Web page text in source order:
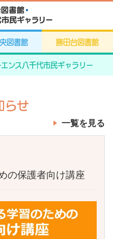
図書館 勝田台図書館
ンス八千代市民ギャラリー
らせ
一覧を見る
の保護者向け講座